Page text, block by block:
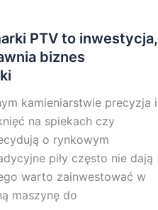
PTV to inwestycja,
biznes
kamieniarstwie precyzja i
na spiekach czy
o rynkowym
piły często nie dają
warto zainwestować w
maszynę do